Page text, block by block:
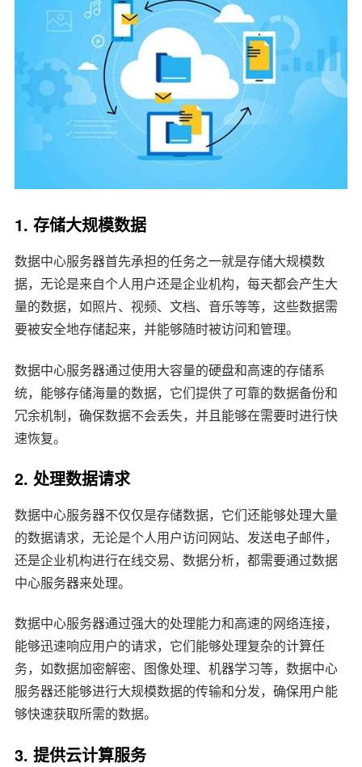
1. 存储大规模数据
数据中心服务器首先承担的任务之一就是存储大规模数
据，无论是来自个人用户还是企业机构，每天都会产生大
量的数据，如照片、视频、文档、音乐等等，这些数据需
要被安全地存储起来，并能够随时被访问和管理。
数据中心服务器通过使用大容量的硬盘和高速的存储系
统，能够存储海量的数据，它们提供了可靠的数据备份和
冗余机制，确保数据不会丢失，并且能够在需要时进行快
速恢复。
2. 处理数据请求
数据中心服务器不仅仅是存储数据，它们还能够处理大量
的数据请求，无论是个人用户访问网站、发送电子邮件，
还是企业机构进行在线交易、数据分析，都需要通过数据
中心服务器来处理。
数据中心服务器通过强大的处理能力和高速的网络连接，
能够迅速响应用户的请求，它们能够处理复杂的计算任
务，如数据加密解密、图像处理、机器学习等，数据中心
服务器还能够进行大规模数据的传输和分发，确保用户能
够快速获取所需的数据。
3. 提供云计算服务